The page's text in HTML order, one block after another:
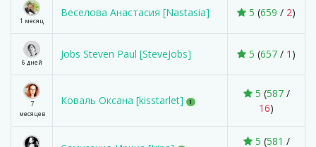
1 месяц
Веселова Анастасия [Nastasia] 5 (659 / 2)
6 дней
Jobs Steven Paul [SteveJobs] 5 (657 / 1 )
7
месяцев
Коваль Оксана [kisstarlet] 1
5 (587/
16)
5 (581 /